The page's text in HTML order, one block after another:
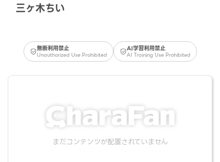
三ヶ木ちい
無断利用禁止
Unauthorized Use Prohibited
AI学習利用禁止
AI Training Use Prohibited
まだコンテンツが配置されていません